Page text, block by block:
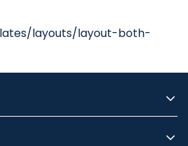
layouts/layout-both-